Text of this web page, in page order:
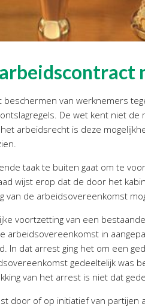
van werknemers
De wet kent niet de
arbeidsrecht is deze
taak te buiten gaat om te
wijst erop dat de door het
de arbeidsovereenkomst
voortzetting van een
arbeidsovereenkomst in
In dat arrest ging het om een
gedeeltelijk was
van het arrest is niet dat
door of op initiatief van